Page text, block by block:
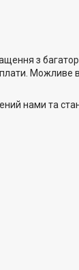
з
Можливе
нами та